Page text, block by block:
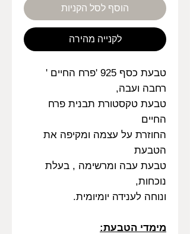
הוסף לסל הקניות
לקנייה מהירה
טבעת כסף 925 'פרח החיים '
רחבה ועבה,
טבעת טקסטורת תבנית פרח
החיים
החוזרת על עצמה ומקיפה את
הטבעת
טבעת עבה ומרשימה , בעלת
נוכחות,
ונוחה לענידה יומיומית.
מימדי הטבעת: